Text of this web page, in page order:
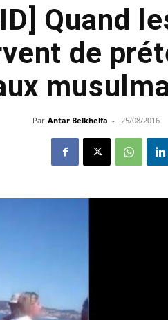
Quand
de
Par Antar Belkhelfa - 25/08/2016